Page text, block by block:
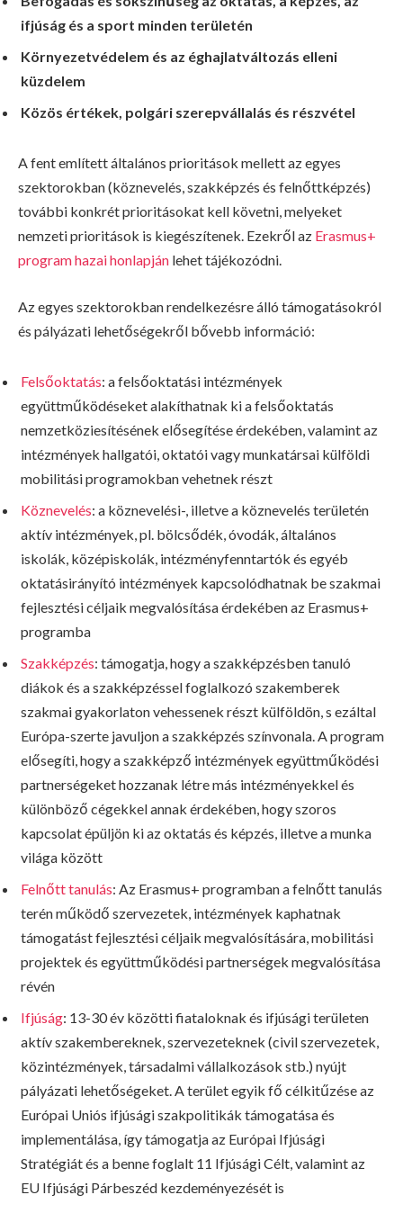
ifjúság és a sport minden területén
Környezetvédelem és az éghajlatváltozás elleni
küzdelem
Közös értékek, polgári szerepvállalás és részvétel
A fent említett általános prioritások mellett az egyes
szektorokban (köznevelés, szakképzés és felnőttképzés)
további konkrét prioritásokat kell követni, melyeket
nemzeti prioritások is kiegészítenek. Ezekről az Erasmus+
program hazai honlapján lehet tájékozódni.
Az egyes szektorokban rendelkezésre álló támogatásokról
és pályázati lehetőségekről bővebb információ:
Felsőoktatás: a felsőoktatási intézmények
együttműködéseket alakíthatnak ki a felsőoktatás
nemzetköziesítésének elősegítése érdekében, valamint az
intézmények hallgatói, oktatói vagy munkatársai külföldi
mobilitási programokban vehetnek részt
Köznevelés: a köznevelési-, illetve a köznevelés területén
aktív intézmények, pl. bölcsődék, óvodák, általános
iskolák, középiskolák, intézményfenntartók és egyéb
oktatásirányító intézmények kapcsolódhatnak be szakmai
fejlesztési céljaik megvalósítása érdekében az Erasmus+
programba
Szakképzés: támogatja, hogy a szakképzésben tanuló
diákok és a szakképzéssel foglalkozó szakemberek
szakmai gyakorlaton vehessenek részt külföldön, s ezáltal
Európa-szerte javuljon a szakképzés színvonala. A program
elősegíti, hogy a szakképző intézmények együttműködési
partnerségeket hozzanak létre más intézményekkel és
különböző cégekkel annak érdekében, hogy szoros
kapcsolat épüljön ki az oktatás és képzés, illetve a munka
világa között
Felnőtt tanulás: Az Erasmus+ programban a felnőtt tanulás
terén működő szervezetek, intézmények kaphatnak
támogatást fejlesztési céljaik megvalósítására, mobilitási
projektek és együttműködési partnerségek megvalósítása
révén
Ifjúság: 13-30 év közötti fiataloknak és ifjúsági területen
aktív szakembereknek, szervezeteknek (civil szervezetek,
közintézmények, társadalmi vállalkozások stb.) nyújt
pályázati lehetőségeket. A terület egyik fő célkitűzése az
Európai Uniós ifjúsági szakpolitikák támogatása és
implementálása, így támogatja az Európai Ifjúsági
Stratégiát és a benne foglalt 11 Ifjúsági Célt, valamint az
EU Ifjúsági Párbeszéd kezdeményezését is